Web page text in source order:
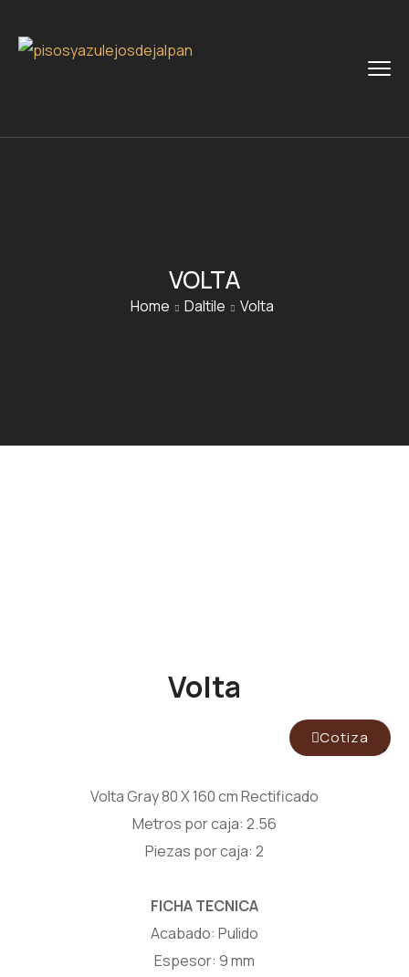
VOLTA
Home Daltile Volta
Volta
Cotiza
Volta Gray 80 X 160 cm Rectificado
Metros por caja: 2.56
Piezas por caja: 2
FICHA TECNICA
Acabado: Pulido
Espesor: 9 mm